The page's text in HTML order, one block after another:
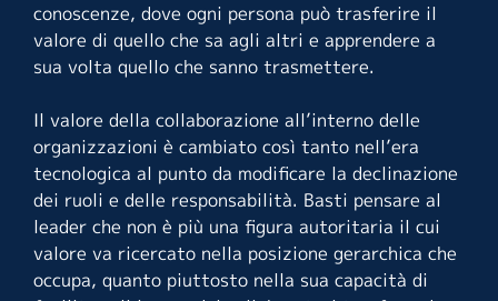
conoscenze, dove ogni persona può trasferire il
valore di quello che sa agli altri e apprendere a
sua volta quello che sanno trasmettere.
Il valore della collaborazione all’interno delle
organizzazioni è cambiato così tanto nell’era
tecnologica al punto da modificare la declinazione
dei ruoli e delle responsabilità. Basti pensare al
leader che non è più una figura autoritaria il cui
valore va ricercato nella posizione gerarchica che
occupa, quanto piuttosto nella sua capacità di